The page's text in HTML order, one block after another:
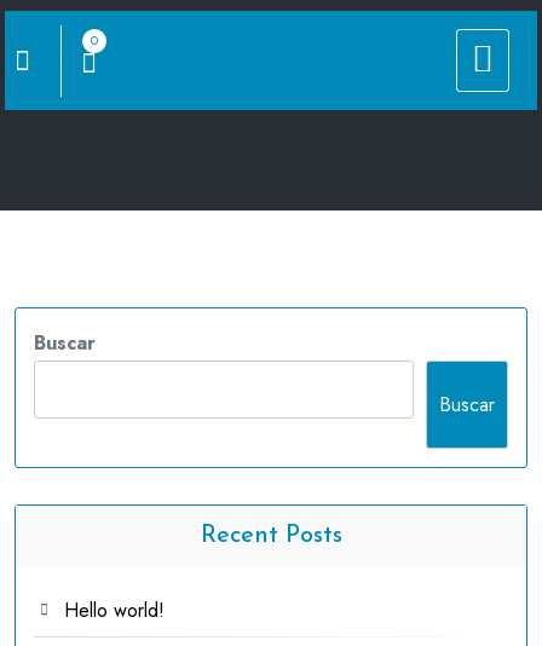
0
Buscar
Buscar
Recent Posts
Hello world!